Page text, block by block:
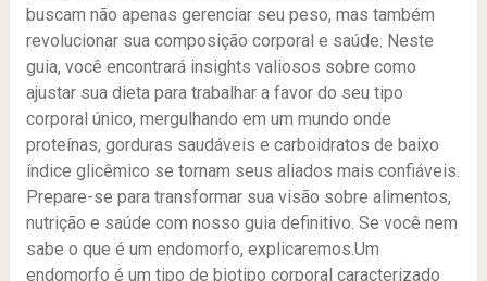
buscam não apenas gerenciar seu peso, mas também
revolucionar sua composição corporal e saúde. Neste
guia, você encontrará insights valiosos sobre como
ajustar sua dieta para trabalhar a favor do seu tipo
corporal único, mergulhando em um mundo onde
proteínas, gorduras saudáveis e carboidratos de baixo
índice glicêmico se tornam seus aliados mais confiáveis.
Prepare-se para transformar sua visão sobre alimentos,
nutrição e saúde com nosso guia definitivo. Se você nem
sabe o que é um endomorfo, explicaremos.Um
endomorfo é um tipo de biotipo corporal caracterizado